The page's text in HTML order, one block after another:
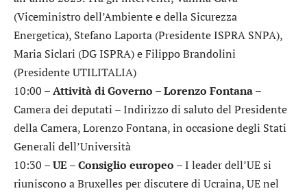
(Viceministro dell’Ambiente e della Sicurezza
Energetica), Stefano Laporta (Presidente ISPRA SNPA),
Maria Siclari (DG ISPRA) e Filippo Brandolini
(Presidente UTILITALIA)
10:00 –Attività di Governo – Lorenzo Fontana–
Camera dei deputati – Indirizzo di saluto del Presidente
della Camera, Lorenzo Fontana, in occasione degli Stati
Generali dell’Università
10:30 –UE – Consiglio europeo – I leader dell’UE si
riuniscono a Bruxelles per discutere di Ucraina, UE nel